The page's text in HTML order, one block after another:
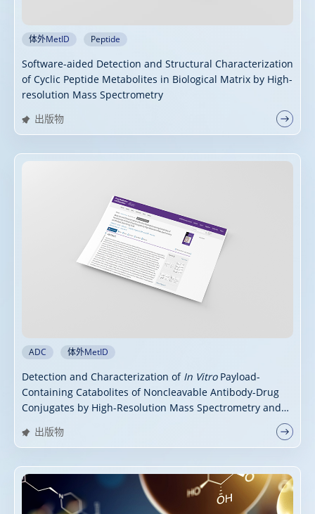
体外MetID Peptide
Software-aided Detection and Structural Characterization
of Cyclic Peptide Metabolites in Biological Matrix by High-
resolution Mass Spectrometry
出版物
ADC 体外MetID
Detection and Characterization of In VitroPayload-
Containing Catabolites of Noncleavable Antibody-Drug
Conjugates by High-Resolution Mass Spectrometry and
出版物